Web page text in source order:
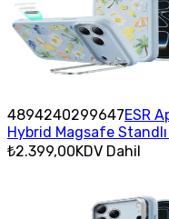
4894240299647ESR
Hybrid Magsafe
₺2.399,00KDV Dahil